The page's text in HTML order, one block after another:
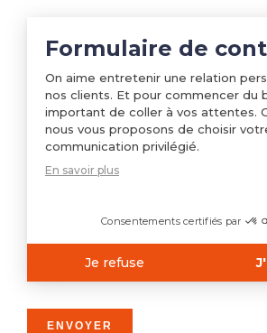
le
recueil
de
mes
données
Formulaire de
On aime entretenir une relation
nos clients. Et pour commencer du
important de coller à vos attentes.
nous vous proposons de choisir
communication privilégié.
En savoir plus
Consentements certifiés par
Je refuse
ENVOYER